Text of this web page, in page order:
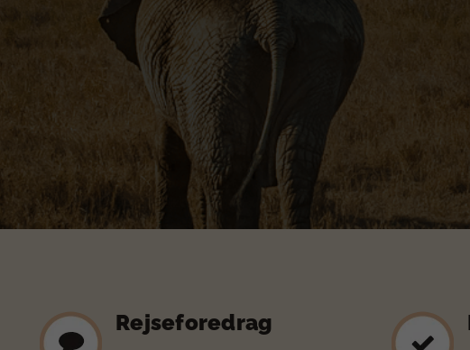
Rejseforedrag